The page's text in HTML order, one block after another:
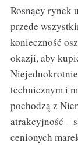
Rosnący rynek
przede
konieczność
okazji, aby
technicznym i
pochodzą z
atrakcyjność –
cenionych